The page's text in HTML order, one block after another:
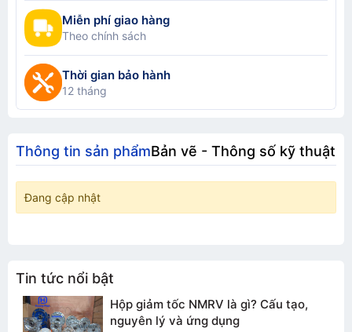
Miễn phí giao hàng
Theo chính sách
Thời gian bảo hành
12 tháng
Thông tin sản phẩmBản vẽ - Thông số kỹ thuật
Đang cập nhật
Tin tức nổi bật
Hộp giảm tốc NMRV là gì? Cấu tạo,
nguyên lý và ứng dụng